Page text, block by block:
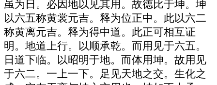
虽为日。必因地以见其用。故德比于坤。坤
以六五称黄裳元吉。释为位正中。此以六二
称黄离元吉。释为得中道。此正可相互证
明。地道上行。以顺承乾。而用见于六五。
日道下临。以昭明于地。而体用坤。故用见
于六二。一上一下。足见天地之交。生化之